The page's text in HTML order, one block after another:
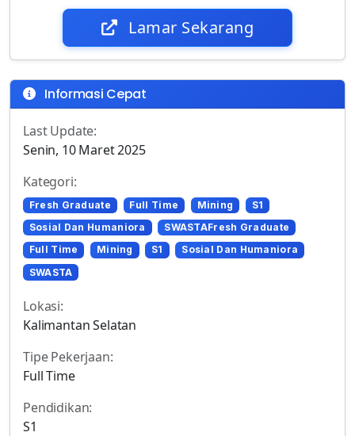
Lamar Sekarang
Informasi Cepat
Last Update:
Senin, 10 Maret 2025
Kategori:
Fresh Graduate Full Time Mining
S1
Sosial Dan Humaniora
SWASTAFresh Graduate
Full Time
Mining S1
Sosial Dan Humaniora
SWASTA
Lokasi:
Kalimantan Selatan
Tipe Pekerjaan:
Full Time
Pendidikan:
S1